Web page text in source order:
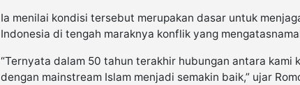
Ia menilai kondisi tersebut merupakan dasar untuk
Indonesia di tengah maraknya konflik yang
“Ternyata dalam 50 tahun terakhir hubungan antara kami
dengan mainstream Islam menjadi semakin baik,” ujar